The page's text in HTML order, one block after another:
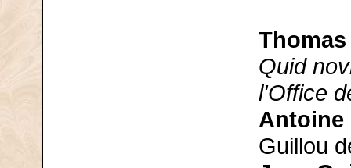
Quid
l'Office
Antoine
Guillou